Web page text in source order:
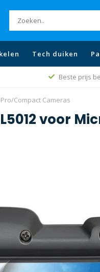
Tech duiken
Beste prijs
Compact Cameras
voor